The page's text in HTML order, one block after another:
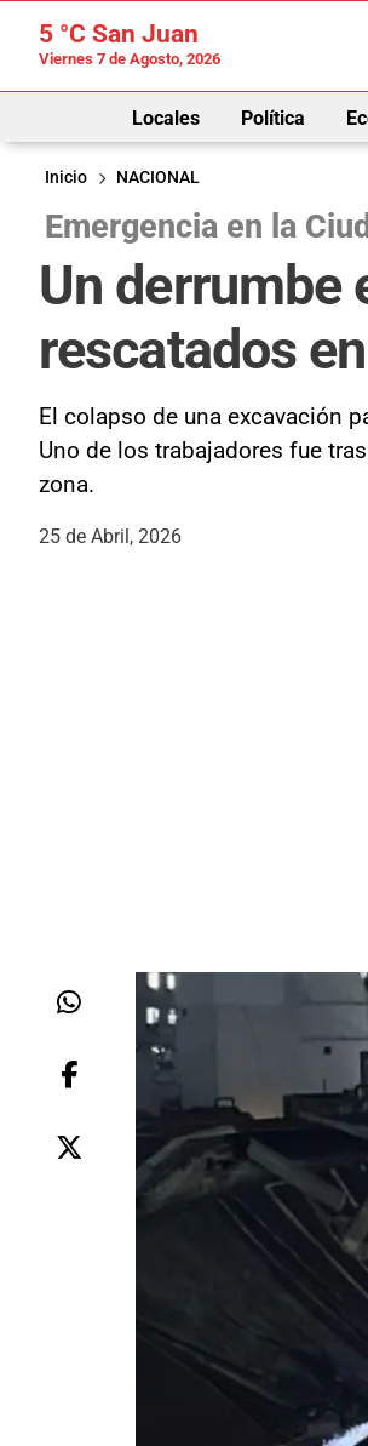
5 °C San Juan
Viernes 7 de Agosto, 2026
Locales Política
Inicio
NACIONAL
Emergencia en la
Un derrumbe
rescatados
El colapso de una excavación
Uno de los trabajadores fue
zona.
25 de Abril, 2026